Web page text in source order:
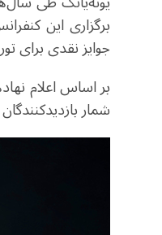
برگزاری این
جوایز نقدی برای
بر اساس اعلام
شمار